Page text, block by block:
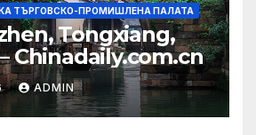
ТЪРГОВСКО-ПРОМИШЛЕНА ПАЛАТА
Tongxiang,
Chinadaily.com.cn
ADMIN